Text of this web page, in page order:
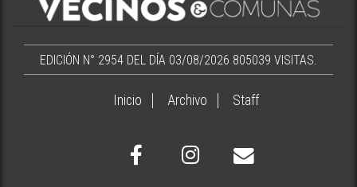
EDICIÓN N° 2954 DEL DÍA 03/08/2026 805039 VISITAS.
Inicio Archivo Staff